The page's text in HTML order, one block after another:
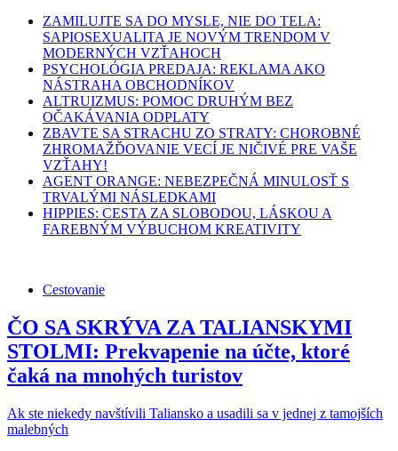
ZAMILUJTE SA DO MYSLE, NIE DO TELA:
SAPIOSEXUALITA JE NOVÝM TRENDOM V
MODERNÝCH VZŤAHOCH
PSYCHOLÓGIA PREDAJA: REKLAMA AKO
NÁSTRAHA OBCHODNÍKOV
ALTRUIZMUS: POMOC DRUHÝM BEZ
OČAKÁVANIA ODPLATY
ZBAVTE SA STRACHU ZO STRATY: CHOROBNÉ
ZHROMAŽĎOVANIE VECÍ JE NIČIVÉ PRE VAŠE
VZŤAHY!
AGENT ORANGE: NEBEZPEČNÁ MINULOSŤ S
TRVALÝMI NÁSLEDKAMI
HIPPIES: CESTA ZA SLOBODOU, LÁSKOU A
FAREBNÝM VÝBUCHOM KREATIVITY
Cestovanie
ČO SA SKRÝVA ZA TALIANSKYMI
STOLMI: Prekvapenie na účte, ktoré
čaká na mnohých turistov
Ak ste niekedy navštívili Taliansko a usadili sa v jednej z tamojších
malebných